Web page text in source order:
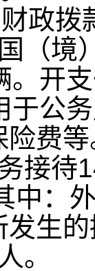
政拨
（境
。开
于公
险费
接待
中：
发生
。